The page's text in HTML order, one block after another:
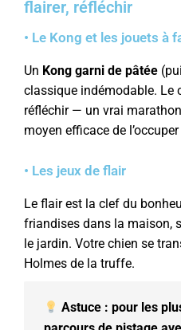
flairer, réfléchir
• Le Kong et les jouets à
Un Kong garni de pâtée
classique indémodable. Le
réfléchir — un vrai
moyen efficace de
• Les jeux de flair
Le flair est la clef du
friandises dans la maison,
le jardin. Votre chien se
Holmes de la truffe.
Astuce : pour les